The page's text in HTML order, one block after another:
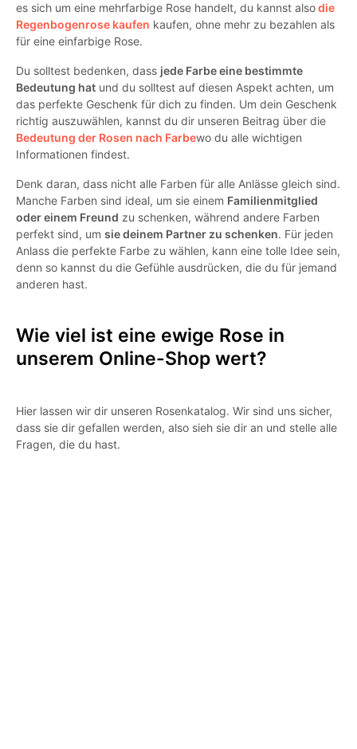
es sich um eine mehrfarbige Rose handelt, du kannst alsodie
Regenbogenrose kaufen kaufen, ohne mehr zu bezahlen als
für eine einfarbige Rose.
Du solltest bedenken, dass jede Farbe eine bestimmte
Bedeutung hat und du solltest auf diesen Aspekt achten, um
das perfekte Geschenk für dich zu finden. Um dein Geschenk
richtig auszuwählen, kannst du dir unseren Beitrag über die
Bedeutung der Rosen nach Farbewo du alle wichtigen
Informationen findest.
Denk daran, dass nicht alle Farben für alle Anlässe gleich sind.
Manche Farben sind ideal, um sie einem Familienmitglied
oder einem Freund zu schenken, während andere Farben
perfekt sind, um sie deinem Partner zu schenken. Für jeden
Anlass die perfekte Farbe zu wählen, kann eine tolle Idee sein,
denn so kannst du die Gefühle ausdrücken, die du für jemand
anderen hast.
Wie viel ist eine ewige Rose in
unserem Online-Shop wert?
Hier lassen wir dir unseren Rosenkatalog. Wir sind uns sicher,
dass sie dir gefallen werden, also sieh sie dir an und stelle alle
Fragen, die du hast.